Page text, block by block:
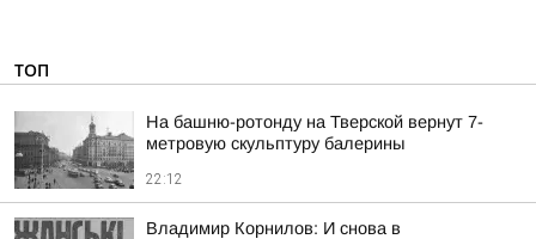
ТОП
На башню-ротонду на Тверской вернут 7-
метровую скульптуру балерины
22:12
Владимир Корнилов: И снова в